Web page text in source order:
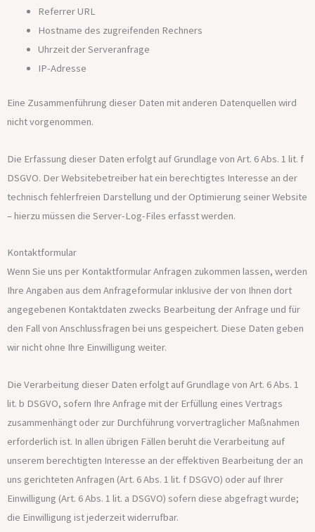
Referrer URL
Hostname des zugreifenden Rechners
Uhrzeit der Serveranfrage
IP-Adresse
Eine Zusammenführung dieser Daten mit anderen Datenquellen wird
nicht vorgenommen.
Die Erfassung dieser Daten erfolgt auf Grundlage von Art. 6 Abs. 1 lit. f
DSGVO. Der Websitebetreiber hat ein berechtigtes Interesse an der
technisch fehlerfreien Darstellung und der Optimierung seiner Website
– hierzu müssen die Server-Log-Files erfasst werden.
Kontaktformular
Wenn Sie uns per Kontaktformular Anfragen zukommen lassen, werden
Ihre Angaben aus dem Anfrageformular inklusive der von Ihnen dort
angegebenen Kontaktdaten zwecks Bearbeitung der Anfrage und für
den Fall von Anschlussfragen bei uns gespeichert. Diese Daten geben
wir nicht ohne Ihre Einwilligung weiter.
Die Verarbeitung dieser Daten erfolgt auf Grundlage von Art. 6 Abs. 1
lit. b DSGVO, sofern Ihre Anfrage mit der Erfüllung eines Vertrags
zusammenhängt oder zur Durchführung vorvertraglicher Maßnahmen
erforderlich ist. In allen übrigen Fällen beruht die Verarbeitung auf
unserem berechtigten Interesse an der effektiven Bearbeitung der an
uns gerichteten Anfragen (Art. 6 Abs. 1 lit. f DSGVO) oder auf Ihrer
Einwilligung (Art. 6 Abs. 1 lit. a DSGVO) sofern diese abgefragt wurde;
die Einwilligung ist jederzeit widerrufbar.